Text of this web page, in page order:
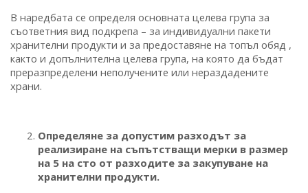
В наредбата се определя основната целева група за
съответния вид подкрепа – за индивидуални пакети
хранителни продукти и за предоставяне на топъл обяд ,
както и допълнителна целева група, на която да бъдат
преразпределени неполучените или нераздадените
храни.
Определяне за допустим разходът за
реализиране на съпътстващи мерки в размер
на 5 на сто от разходите за закупуване на
хранителни продукти.